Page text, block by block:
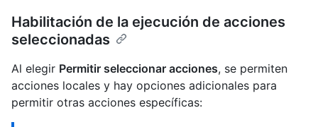
Habilitación de la ejecución de acciones
seleccionadas
Al elegir Permitir seleccionar acciones, se permiten
acciones locales y hay opciones adicionales para
permitir otras acciones específicas: